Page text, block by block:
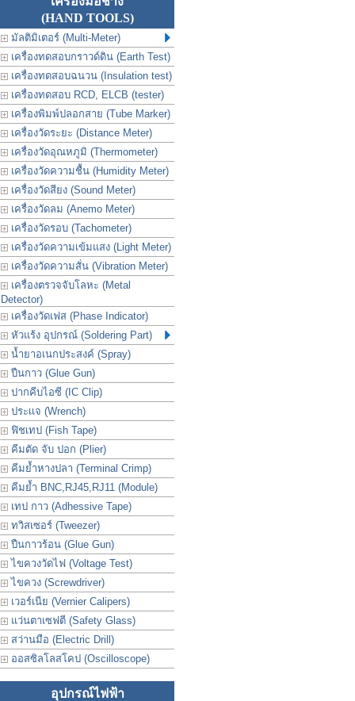
(HAND TOOLS)
มัลติมิเตอร์ (Multi-Meter)
เครื่องทดสอบกราวด์ดิน (Earth Test)
เครื่องทดสอบฉนวน (Insulation test)
เครื่องทดสอบ RCD, ELCB (tester)
เครื่องพิมพ์ปลอกสาย (Tube Marker)
เครื่องวัดระยะ (Distance Meter)
เครื่องวัดอุณหภูมิ (Thermometer)
เครื่องวัดความชื้น (Humidity Meter)
เครื่องวัดสียง (Sound Meter)
เครื่องวัดลม (Anemo Meter)
เครื่องวัดรอบ (Tachometer)
เครื่องวัดความเข้มแสง (Light Meter)
เครื่องวัดความสั่น (Vibration Meter)
เครื่องตรวจจับโลหะ (Metal
Detector)
เครื่องวัดเฟส (Phase Indicator)
หัวแร้ง อุปกรณ์ (Soldering Part)
น้ำยาอเนกประสงค์ (Spray)
ปืนกาว (Glue Gun)
ปากคีบไอซี (IC Clip)
ประเเจ (Wrench)
ฟิชเทป (Fish Tape)
คีมตัด จับ ปอก (Plier)
คีมย้ำหางปลา (Terminal Crimp)
คีมย้ำ BNC,RJ45,RJ11 (Module)
เทป กาว (Adhessive Tape)
ทวิสเซอร์ (Tweezer)
ปืนกาวร้อน (Glue Gun)
ไขควงวัดไฟ (Voltage Test)
ไขควง (Screwdriver)
เวอร์เนีย (Vernier Calipers)
แว่นตาเซฟตี (Safety Glass)
สว่านมือ (Electric Drill)
ออสซิลโลสโคป (Oscilloscope)
อุปกรณ์ไฟฟ้า